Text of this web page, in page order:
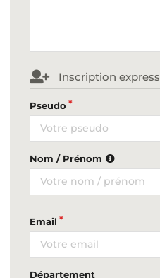
Inscription express
Pseudo
Nom / Prénom
Email
Département